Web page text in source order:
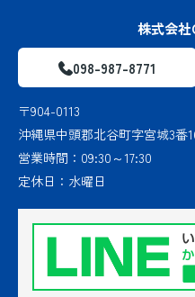
株式会
098-987-8771
〒904-0113
沖縄県中頭郡北谷町字宮城3番
営業時間： 09:30～17:30
定休日： 水曜日